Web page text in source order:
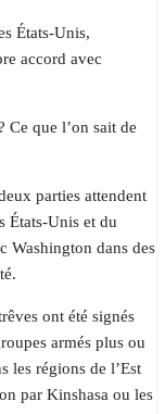
États-Unis,
accord avec
Ce que l’on sait de
parties attendent
États-Unis et du
Washington dans des
ont été signés
armés plus ou
les régions de l’Est
par Kinshasa ou les